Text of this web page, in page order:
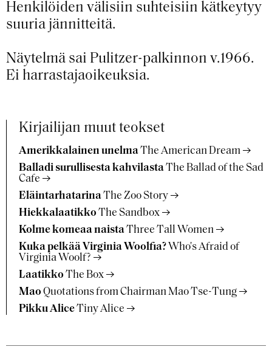
Henkilöiden välisiin suhteisiin kätkeytyy
suuria jännitteitä.
Näytelmä sai Pulitzer-palkinnon v.1966.
Ei harrastajaoikeuksia.
Kirjailijan muut teokset
Amerikkalainen unelmaThe American Dream
Balladi surullisesta kahvilastaThe Ballad of the Sad
Cafe
EläintarhatarinaThe Zoo Story
HiekkalaatikkoThe Sandbox
Kolme komeaa naistaThree Tall Women
Kuka pelkää Virginia Woolfia? Who's Afraid of
Virginia Woolf?
LaatikkoThe Box
MaoQuotations from Chairman Mao Tse-Tung
Pikku AliceTiny Alice